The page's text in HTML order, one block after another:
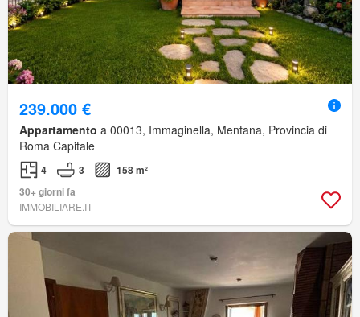
239.000 €
Appartamento a 00013, Immaginella, Mentana, Provincia di
Roma Capitale
4 3
158 m²
30+ giorni fa
IMMOBILIARE.IT